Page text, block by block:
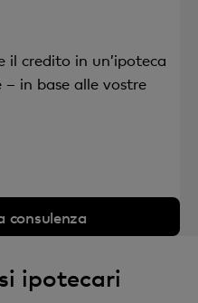
credito in un’ipoteca
in base alle vostre
consulenza
ipotecari